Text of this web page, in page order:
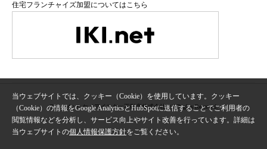
住宅フランチャイズ加盟についてはこちら
Copyright © ケイアイスター不動産株式会社 All Rights Reserved.
当ウェブサイトでは、クッキー（Cookie）を使用しています。クッキー
（Cookie）の情報をGoogle AnalyticsとHubSpotに送信することでご利用者の
閲覧情報などを分析し、サービス向上やサイト改善を行っています。詳細は
当ウェブサイトの個人情報保護方針をご覧ください。